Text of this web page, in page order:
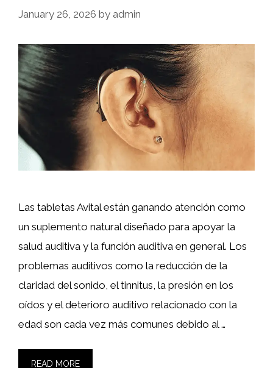
January 26, 2026 by admin
Las tabletas Avital están ganando atención como
un suplemento natural diseñado para apoyar la
salud auditiva y la función auditiva en general. Los
problemas auditivos como la reducción de la
claridad del sonido, el tinnitus, la presión en los
oídos y el deterioro auditivo relacionado con la
edad son cada vez más comunes debido al …
READ MORE